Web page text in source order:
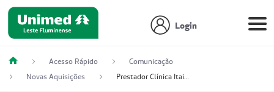
Login
Acesso Rápido
Comunicação
Novas Aquisições
Prestador Clínica Itaipú Ltda (51004348-2)